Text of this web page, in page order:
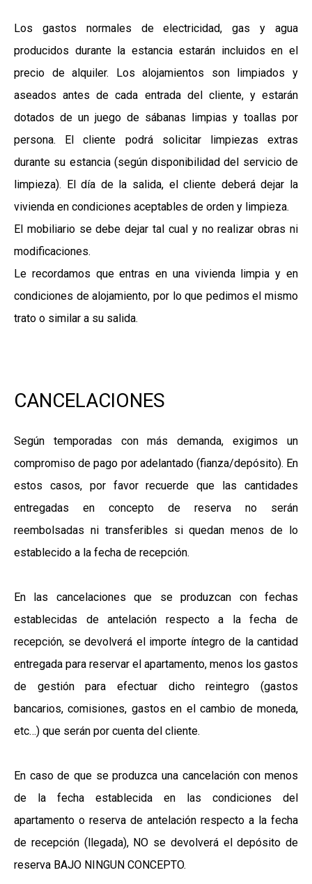
Los gastos normales de electricidad, gas y agua
producidos durante la estancia estarán incluidos en el
precio de alquiler. Los alojamientos son limpiados y
aseados antes de cada entrada del cliente, y estarán
dotados de un juego de sábanas limpias y toallas por
persona. El cliente podrá solicitar limpiezas extras
durante su estancia (según disponibilidad del servicio de
limpieza). El día de la salida, el cliente deberá dejar la
vivienda en condiciones aceptables de orden y limpieza.
El mobiliario se debe dejar tal cual y no realizar obras ni
modificaciones.
Le recordamos que entras en una vivienda limpia y en
condiciones de alojamiento, por lo que pedimos el mismo
trato o similar a su salida.
CANCELACIONES
Según temporadas con más demanda, exigimos un
compromiso de pago por adelantado (fianza/depósito). En
estos casos, por favor recuerde que las cantidades
entregadas en concepto de reserva no serán
reembolsadas ni transferibles si quedan menos de lo
establecido a la fecha de recepción.
En las cancelaciones que se produzcan con fechas
establecidas de antelación respecto a la fecha de
recepción, se devolverá el importe íntegro de la cantidad
entregada para reservar el apartamento, menos los gastos
de gestión para efectuar dicho reintegro (gastos
bancarios, comisiones, gastos en el cambio de moneda,
etc…) que serán por cuenta del cliente.
En caso de que se produzca una cancelación con menos
de la fecha establecida en las condiciones del
apartamento o reserva de antelación respecto a la fecha
de recepción (llegada), NO se devolverá el depósito de
reserva BAJO NINGUN CONCEPTO.